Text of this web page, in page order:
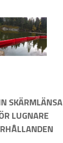
SKÄRMLÄNSA
LUGNARE